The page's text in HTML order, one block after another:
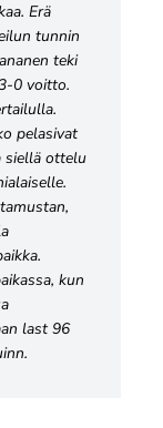
Erä
tunnin
teki
0 voitto.
pelasivat
siellä ottelu
kun
last 96